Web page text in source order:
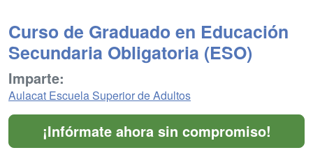
Curso de Graduado en Educación
Secundaria Obligatoria (ESO)
Imparte:
Aulacat Escuela Superior de Adultos
¡Infórmate ahora sin compromiso!